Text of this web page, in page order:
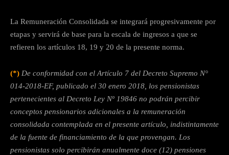
La Remuneración Consolidada se integrará progresivamente por
etapas y servirá de base para la escala de ingresos a que se
refieren los artículos 18, 19 y 20 de la presente norma.
(*) De conformidad con el Artículo 7 del Decreto Supremo N°
014-2018-EF, publicado el 30 enero 2018, los pensionistas
pertenecientes al Decreto Ley Nº 19846 no podrán percibir
conceptos pensionarios adicionales a la remuneración
consolidada contemplada en el presente artículo, indistintamente
de la fuente de financiamiento de la que provengan. Los
pensionistas solo percibirán anualmente doce (12) pensiones